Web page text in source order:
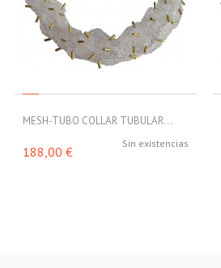
MESH-TUBO COLLAR TUBULAR...
Sin existencias
188,00 €